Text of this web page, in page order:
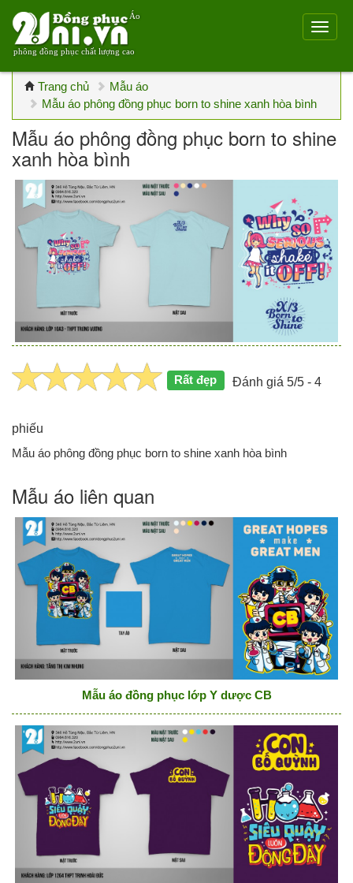
Áo
phông đồng phục chất lượng cao
Trang chủ
Mẫu áo
Mẫu áo phông đồng phục born to shine xanh hòa bình
Mẫu áo phông đồng phục born to shine
xanh hòa bình
Rất đẹp Đánh giá 5/5 - 4
phiếu
Mẫu áo phông đồng phục born to shine xanh hòa bình
Mẫu áo liên quan
Mẫu áo đồng phục lớp Y dược CB